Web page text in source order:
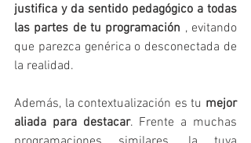
justifica y da sentido pedagógico a todas
las partes de tu programación , evitando
que parezca genérica o desconectada de
la realidad.
Además, la contextualización es tu mejor
aliada para destacar. Frente a muchas